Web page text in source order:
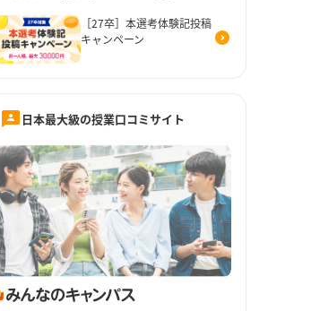
［27卒］本選考体験記投稿
キャンペーン
日本最大級の授業口コミサイト